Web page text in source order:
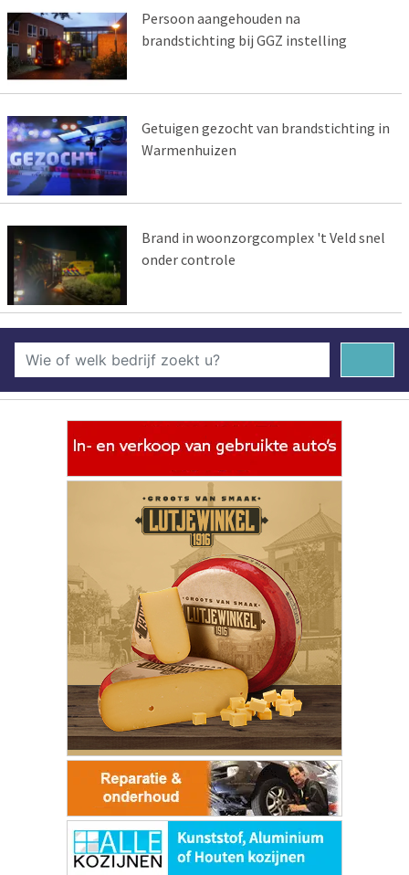
Persoon aangehouden na
brandstichting bij GGZ instelling
Getuigen gezocht van brandstichting in
Warmenhuizen
Brand in woonzorgcomplex 't Veld snel
onder controle